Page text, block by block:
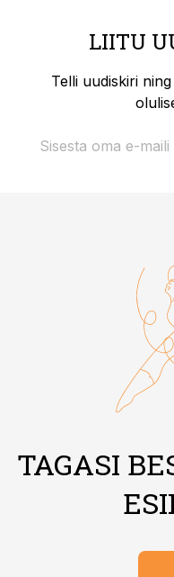
LIITU
Telli uudiskiri
TAGASI